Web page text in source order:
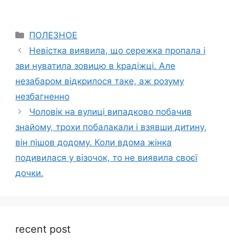
Categories
ПОЛЕЗНОЕ
Невістка виявила, що сережка пропала і
зви нуватила зовицю в kрадіжці. Але
незабаром відкрилося таке, аж розуму
незбагненно
Чоловік на вулиці випадково побачив
знайому, трохи побалакали і взявши дитину,
він пішов додому. Коли вдома жінка
подивилася у візочок, то не виявила своєї
дочки.
recent post